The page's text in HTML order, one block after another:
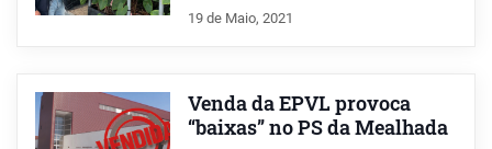
19 de Maio, 2021
Venda da EPVL provoca
“baixas” no PS da Mealhada